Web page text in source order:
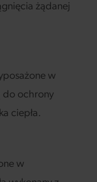
żądanej
w
do ochrony
ciepła.
w